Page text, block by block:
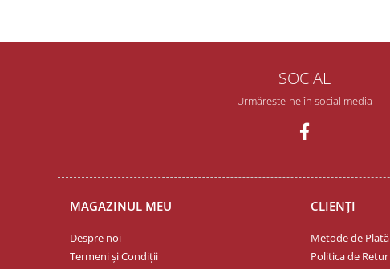
SOCIAL
Urmărește-ne în social media
MAGAZINUL MEU
Despre noi
Termeni și Condiții
CLIENȚI
Metode de Plată
Politica de Retur